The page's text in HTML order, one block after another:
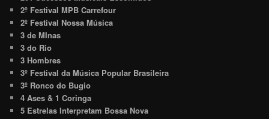
2º Festival MPB Carrefour
2º Festival Nossa Música
3 de MInas
3 do Rio
3 Hombres
3º Festival da Música Popular Brasileira
3º Ronco do Bugio
4 Ases & 1 Coringa
5 Estrelas Interpretam Bossa Nova